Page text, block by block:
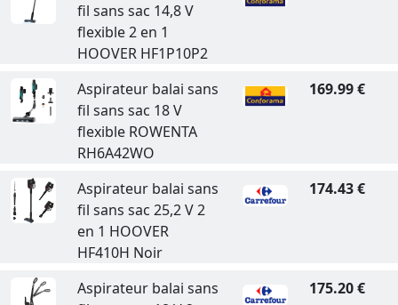
fil sans sac 14,8 V
flexible 2 en 1
HOOVER HF1P10P2
Aspirateur balai sans
fil sans sac 18 V
flexible ROWENTA
RH6A42WO
169.99 €
Aspirateur balai sans
fil sans sac 25,2 V 2
en 1 HOOVER
HF410H Noir
174.43 €
Aspirateur balai sans
175.20 €